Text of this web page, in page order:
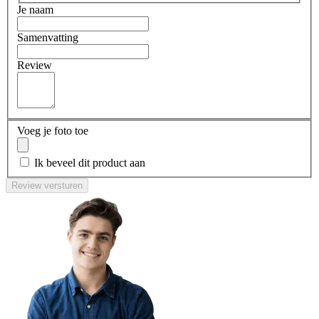
Je naam
Samenvatting
Review
Voeg je foto toe
Ik beveel dit product aan
Review versturen